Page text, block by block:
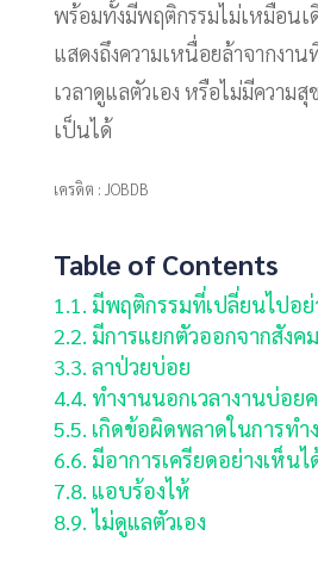
พร้อมทั้งมีพฤติกรรมไม่เหมือน
แสดงถึงความเหนื่อยล้าจากงา
เวลาดูแลตัวเอง หรือไม่มีความ
เป็นได้
เครดิต : JOBDB
Table of Contents
1.1. มีพฤติกรรมที่เปลี่ยนไปอ
2.2. มีการแยกตัวออกจากสัง
3.3. ลาป่วยบ่อย
4.4. ทำงานนอกเวลางานบ่อย
5.5. เกิดข้อผิดพลาดในการทำ
6.6. มีอาการเครียดอย่างเห็น
7.8. แอบร้องไห้
8.9. ไม่ดูแลตัวเอง